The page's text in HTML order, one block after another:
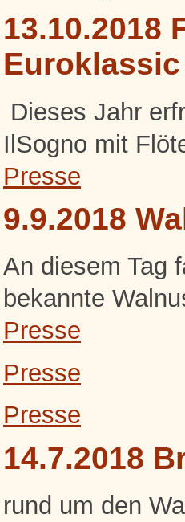
13.10.2018
Euroklassic
Dieses Jahr
IlSogno mit
Presse
9.9.2018
An diesem Tag
bekannte
Presse
Presse
Presse
14.7.2018
rund um den